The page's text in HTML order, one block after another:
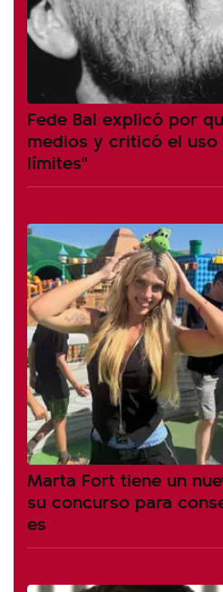
Fede Bal explicó por
medios y criticó el uso
límites"
Marta Fort tiene un
su concurso para
es